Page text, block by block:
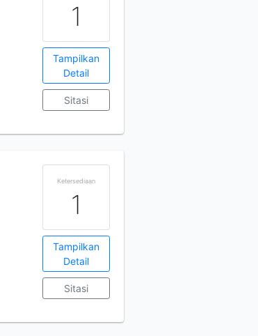
1
Tampilkan
Detail
Sitasi
Ketersediaan
1
Tampilkan
Detail
Sitasi